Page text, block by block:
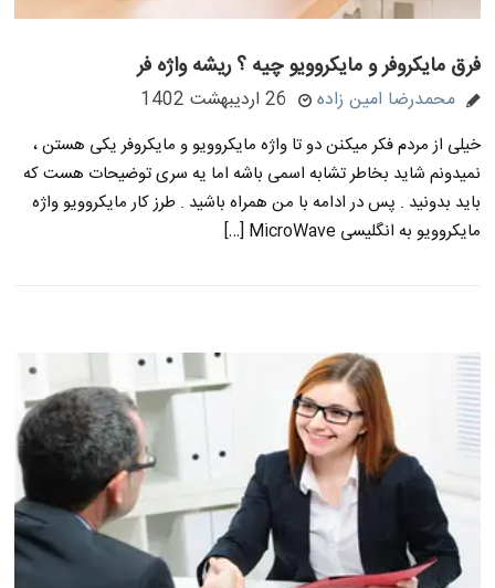
فرق مایکروفر و مایکروویو چیه ؟ ریشه واژه فر
محمدرضا امین زاده 26 اردیبهشت 1402
خیلی از مردم فکر میکنن دو تا واژه مایکروویو و مایکروفر یکی هستن ،
نمیدونم شاید بخاطر تشابه اسمی باشه اما یه سری توضیحات هست که
باید بدونید . پس در ادامه با من همراه باشید . طرز کار مایکروویو واژه
مایکروویو به انگلیسی MicroWave […]